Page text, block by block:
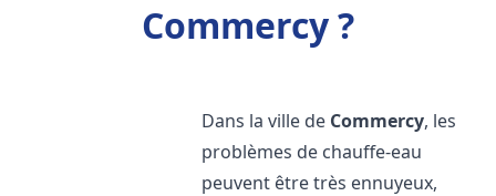
Commercy ?
Dans la ville de Commercy, les
problèmes de chauffe-eau
peuvent être très ennuyeux,